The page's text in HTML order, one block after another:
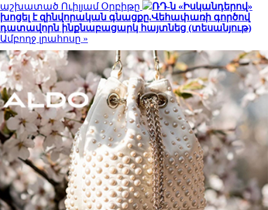
աշխատած Ուիլյամ Օրբիթը
ՌԴ-ն «Իսկանդերով»
խոցել է զինվորական գնացքը.Վեհափառի գործով
դատավորն ինքնաբացարկ հայտնեց (տեսանյութ)
Ամբողջ լրահոսը »